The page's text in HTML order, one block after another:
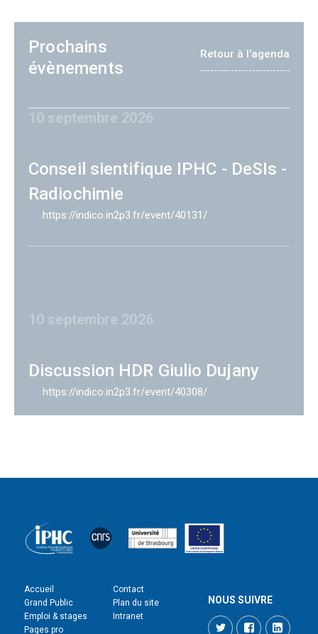
Prochains
évènements
Retour à l'agenda
10 septembre 2026
Conseil sientifique IPHC - DeSIs -
Radiochimie
https://indico.in2p3.fr/event/40131/
10 septembre 2026
Discussion HDR Giulio Dujany
https://indico.in2p3.fr/event/40308/
Accueil
Grand Public
Emploi & stages
Pages pro
Contact
Plan du site
Intranet
NOUS SUIVRE
TwitterFacebook